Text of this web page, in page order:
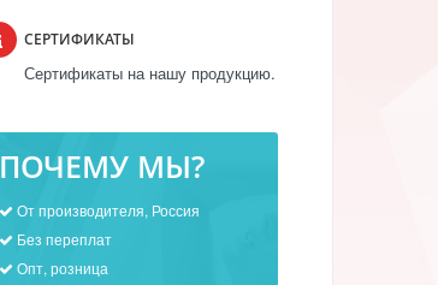
СЕРТИФИКАТЫ
Сертификаты на нашу продукцию.
ПОЧЕМУ МЫ?
От производителя, Россия
Без переплат
Опт, розница